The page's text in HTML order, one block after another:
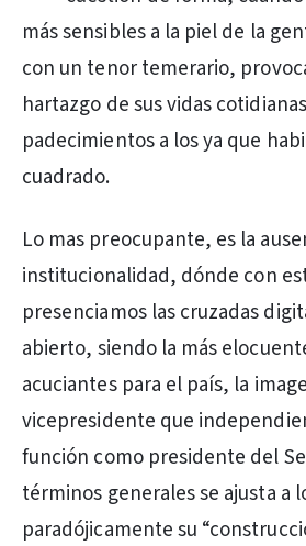
más sensibles a la piel de la
con un tenor temerario,
hartazgo de sus vidas
padecimientos a los ya que
cuadrado.
Lo mas preocupante, es la
institucionalidad, dónde con
presenciamos las cruzadas
abierto, siendo la más
acuciantes para el país, la
vicepresidente que
función como presidente del
términos generales se ajusta a
paradójicamente su